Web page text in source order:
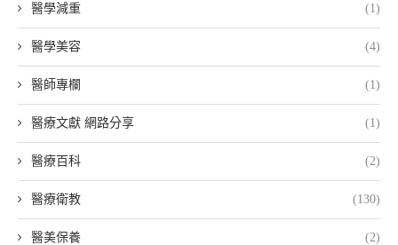
醫學減重 (1)
醫學美容 (4)
醫師專欄 (1)
醫療文獻 網路分享 (1)
醫療百科 (2)
醫療衛教 (130)
醫美保養 (2)